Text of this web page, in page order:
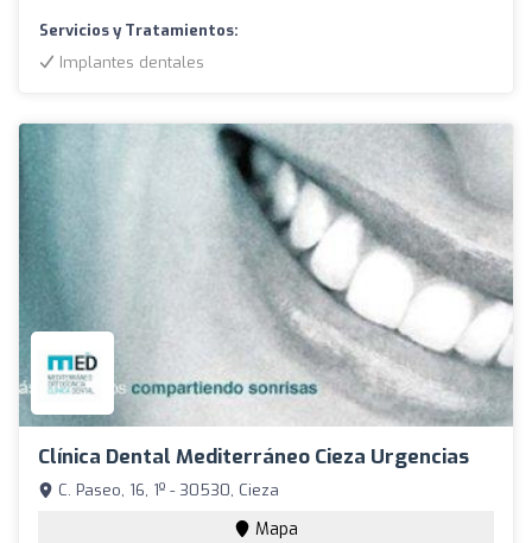
Servicios y Tratamientos:
Implantes dentales
Clínica Dental Mediterráneo Cieza Urgencias
C. Paseo, 16, 1º - 30530, Cieza
Mapa